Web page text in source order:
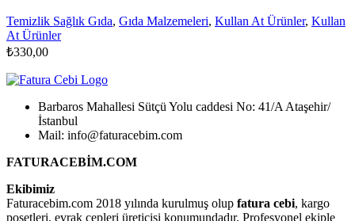
Temizlik Sağlık Gıda, Gıda Malzemeleri, Kullan At Ürünler, Kullan
At Ürünler
₺330,00
Barbaros Mahallesi Sütçü Yolu caddesi No: 41/A Ataşehir/
İstanbul
Mail: info@faturacebim.com
FATURACEBİM.COM
Ekibimiz
Faturacebim.com 2018 yılında kurulmuş olup fatura cebi, kargo
poşetleri, evrak cepleri üreticisi konumundadır. Profesyonel ekiple